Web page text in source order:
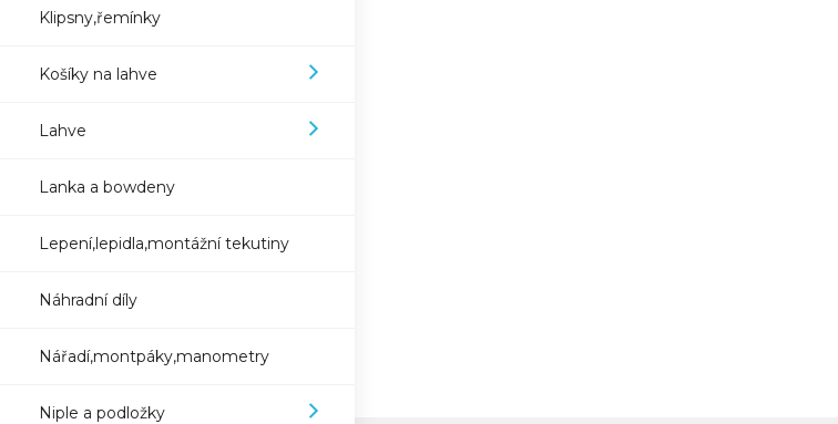
Klipsny,řemínky
Košíky na lahve
Lahve
Lanka a bowdeny
Lepení,lepidla,montážní tekutiny
Náhradní díly
Nářadí,montpáky,manometry
Niple a podložky